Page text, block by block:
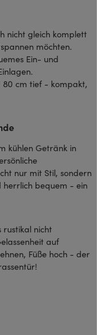
nicht gleich komplett
möchten.
Ein- und
80 cm tief - kompakt,
kühlen Getränk in
nur mit Stil, sondern
herrlich bequem - ein
rustikal nicht
auf
Füße hoch - der